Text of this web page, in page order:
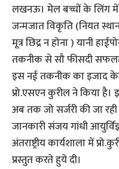
लखनऊ। मेल बच्चों के लिंग में
जन्मजात विकृति (नियत
मूत्र छिद्र न होना ) यानी
तकनीक से सौ फीसदी
इस नई तकनीक का इजाद
प्रो.एसएन कुरील ने किया
अब तक जो सर्जरी की जा
जानकारी संजय गांधी
अंतराष्ट्रीय कार्यशाला में
प्रस्तुत करते हुये दी।